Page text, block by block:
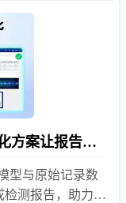
不确定度计算太复杂？LIMS自动化方案让报告更合规！
型与原始记录数
测报告，助力实